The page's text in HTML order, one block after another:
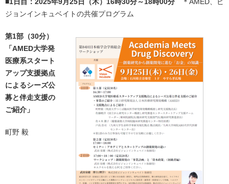
ジョンインキュベイトの共催プログラム
第1部（30分）
「AMED大学発
医療系スタート
アップ支援拠点
によるシーズ公
募と伴走支援の
ご紹介」
町野 毅